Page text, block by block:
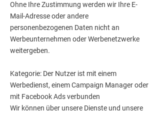
Ohne Ihre Zustimmung werden wir Ihre E-
Mail-Adresse oder andere
personenbezogenen Daten nicht an
Werbeunternehmen oder Werbenetzwerke
weitergeben.
Kategorie: Der Nutzer ist mit einem
Werbedienst, einem Campaign Manager oder
mit Facebook Ads verbunden
Wir können über unsere Dienste und unsere